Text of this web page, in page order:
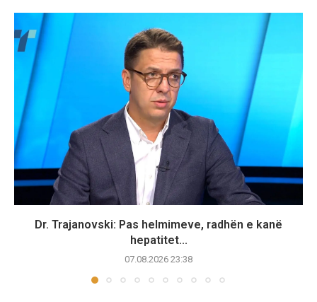
Dr. Trajanovski: Pas helmimeve, radhën e kanë
hepatitet...
07.08.2026 23:38